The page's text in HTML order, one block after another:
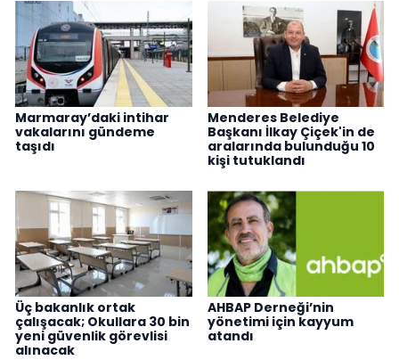
Marmaray’daki intihar
vakalarını gündeme
taşıdı
Menderes Belediye
Başkanı İlkay Çiçek'in de
aralarında bulunduğu 10
kişi tutuklandı
Üç bakanlık ortak
çalışacak; Okullara 30 bin
yeni güvenlik görevlisi
alınacak
AHBAP Derneği’nin
yönetimi için kayyum
atandı